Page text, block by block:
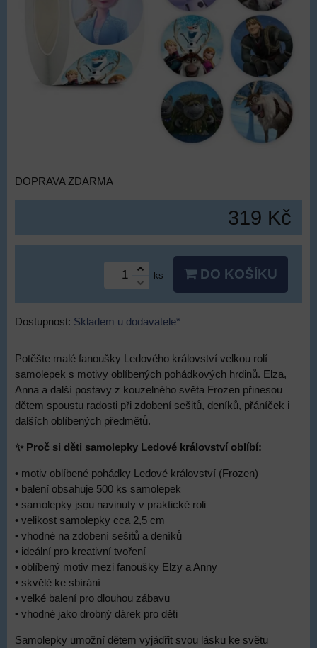
DOPRAVA ZDARMA
319 Kč
ks DO KOŠÍKU
Dostupnost: Skladem u dodavatele*
Potěšte malé fanoušky Ledového království velkou rolí
samolepek s motivy oblíbených pohádkových hrdinů. Elza,
Anna a další postavy z kouzelného světa Frozen přinesou
dětem spoustu radosti při zdobení sešitů, deníků, přáníček i
dalších oblíbených předmětů.
✨ Proč si děti samolepky Ledové království oblíbí:
• motiv oblíbené pohádky Ledové království (Frozen)
• balení obsahuje 500 ks samolepek
• samolepky jsou navinuty v praktické roli
• velikost samolepky cca 2,5 cm
• vhodné na zdobení sešitů a deníků
• ideální pro kreativní tvoření
• oblíbený motiv mezi fanoušky Elzy a Anny
• skvělé ke sbírání
• velké balení pro dlouhou zábavu
• vhodné jako drobný dárek pro děti
Samolepky umožní dětem vyjádřit svou lásku ke světu